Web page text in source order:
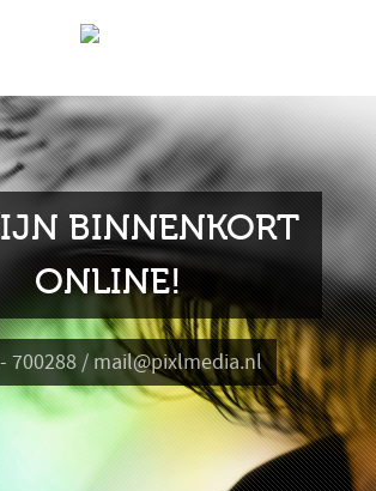
BINNENKORT
ONLINE!
700288 / mail@pixlmedia.nl